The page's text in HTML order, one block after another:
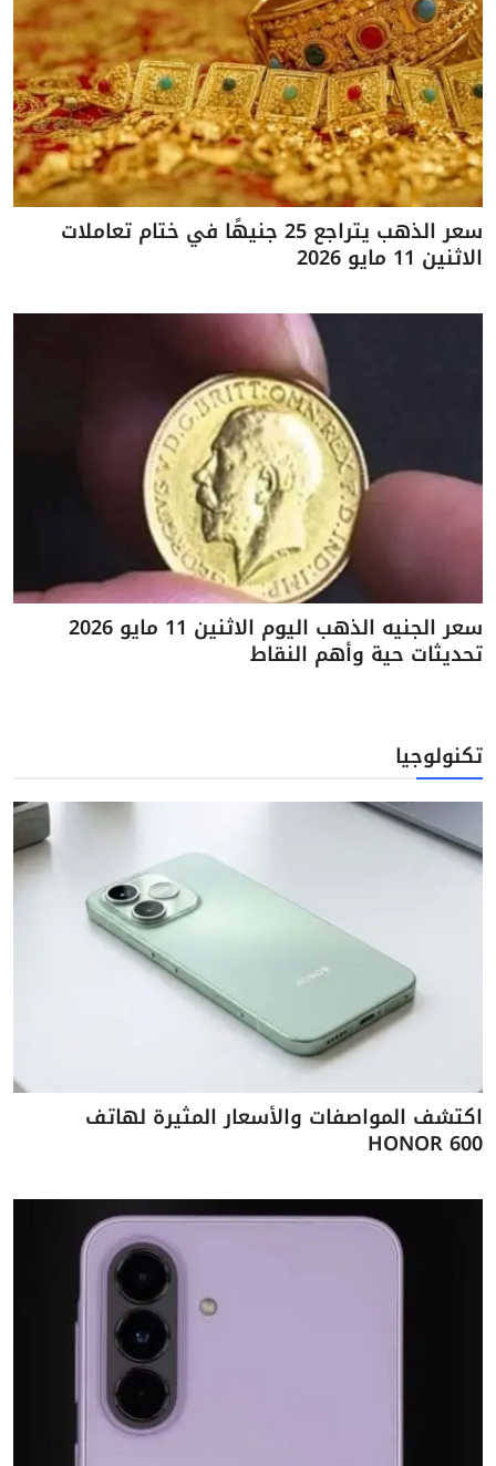
سعر الذهب يتراجع 25 جنيهًا في ختام تعاملات
الاثنين 11 مايو 2026
سعر الجنيه الذهب اليوم الاثنين 11 مايو 2026
تحديثات حية وأهم النقاط
تكنولوجيا
اكتشف المواصفات والأسعار المثيرة لهاتف
HONOR 600